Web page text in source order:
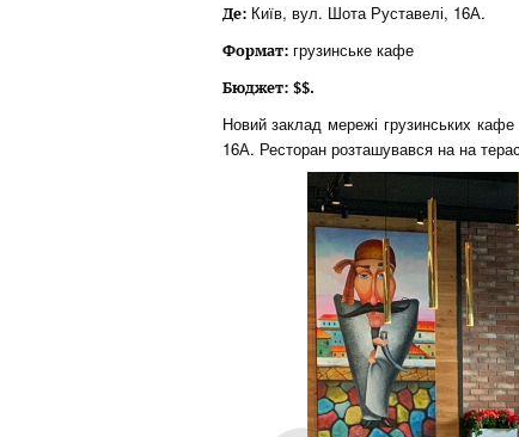
Де: Київ, вул. Шота Руставелі, 16А.
Формат: грузинське кафе
Бюджет: $$.
Новий заклад мережі грузинських
16А. Ресторан розташувався на на